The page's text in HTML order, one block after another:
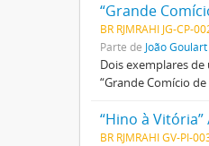
“Grande
BR RJMRAHI JG-CP-
Parte de João Goulart
Dois exemplares
“Grande Comício
“Hino à Vitória”
BR RJMRAHI GV-PI-